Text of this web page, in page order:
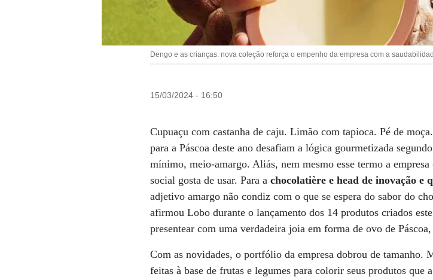
Dengo e as crianças: nova coleção reforça o empenho da empresa com a
15/03/2024 - 16:50
Cupuaçu com castanha de caju. Limão com tapioca. Pé de
para a Páscoa deste ano desafiam a lógica gourmetizada
mínimo, meio-amargo. Aliás, nem mesmo esse termo a
social gosta de usar. Para achocolatière e head de inovação
adjetivo amargo não condiz com o que se espera do sabor do
afirmou Lobo durante o lançamento dos 14 produtos criados
presentear com uma verdadeira joia em forma de ovo de
Com as novidades, o portfólio da empresa dobrou de tamanho.
feitas à base de frutas e legumes para colorir seus produtos